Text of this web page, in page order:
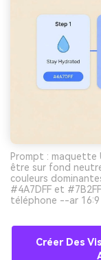
Prompt : maquette
être sur fond
couleurs
#4A7DFF et
téléphone --ar 16:9
Créer Des